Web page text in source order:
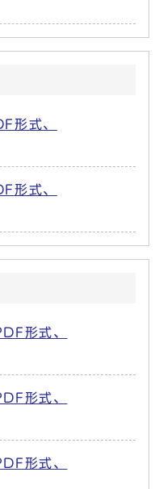
形式、
形式、
形式、
形式、
形式、